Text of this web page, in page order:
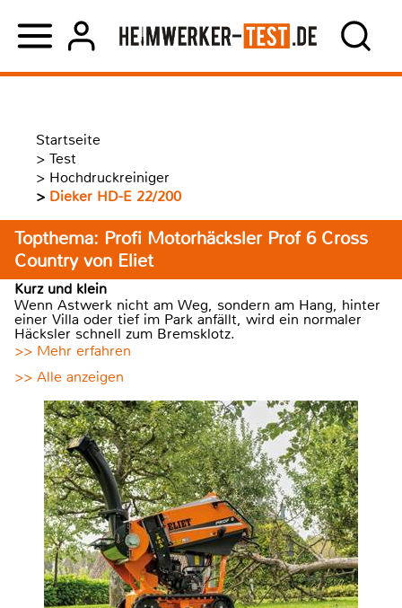
Startseite
> Test
> Hochdruckreiniger
> Dieker HD-E 22/200
Topthema: Profi Motorhäcksler Prof 6 Cross
Country von Eliet
Kurz und klein
Wenn Astwerk nicht am Weg, sondern am Hang, hinter
einer Villa oder tief im Park anfällt, wird ein normaler
Häcksler schnell zum Bremsklotz.
>> Mehr erfahren
>> Alle anzeigen